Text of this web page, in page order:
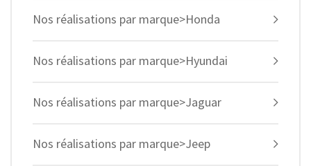
Nos réalisations par marque>Honda
Nos réalisations par marque>Hyundai
Nos réalisations par marque>Jaguar
Nos réalisations par marque>Jeep